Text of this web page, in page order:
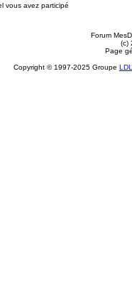
vous avez participé
Forum
(c)
Page
Copyright © 1997-2025 Groupe